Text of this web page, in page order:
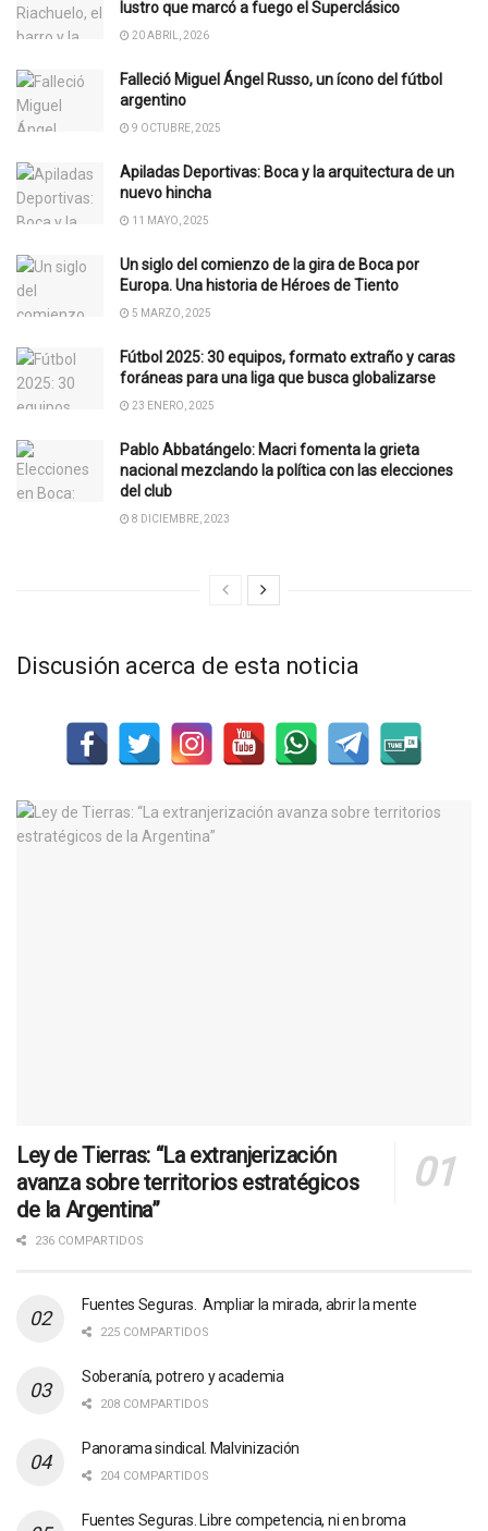
lustro que marcó a fuego el Superclásico
20 ABRIL, 2026
Falleció Miguel Ángel Russo, un ícono del fútbol
argentino
9 OCTUBRE, 2025
Apiladas Deportivas: Boca y la arquitectura de un
nuevo hincha
11 MAYO, 2025
Un siglo del comienzo de la gira de Boca por
Europa. Una historia de Héroes de Tiento
5 MARZO, 2025
Fútbol 2025: 30 equipos, formato extraño y caras
foráneas para una liga que busca globalizarse
23 ENERO, 2025
Pablo Abbatángelo: Macri fomenta la grieta
nacional mezclando la política con las elecciones
del club
8 DICIEMBRE, 2023
Discusión acerca de esta noticia
Ley de Tierras: “La extranjerización
avanza sobre territorios estratégicos
de la Argentina”
236 COMPARTIDOS
Fuentes Seguras. Ampliar la mirada, abrir la mente
225 COMPARTIDOS
Soberanía, potrero y academia
208 COMPARTIDOS
Panorama sindical. Malvinización
204 COMPARTIDOS
Fuentes Seguras. Libre competencia, ni en broma